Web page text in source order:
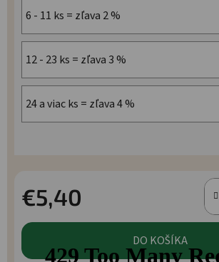
6 - 11 ks = zľava 2 %
12 - 23 ks = zľava 3 %
24 a viac ks = zľava 4 %
€5,40
Jednotková cena:
DO KOŠÍKA